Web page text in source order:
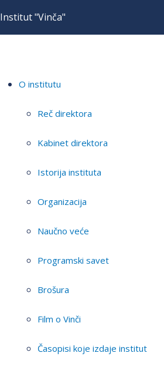
Institut "Vinča"
O institutu
Reč direktora
Kabinet direktora
Istorija instituta
Organizacija
Naučno veće
Programski savet
Brošura
Film o Vinči
Časopisi koje izdaje institut